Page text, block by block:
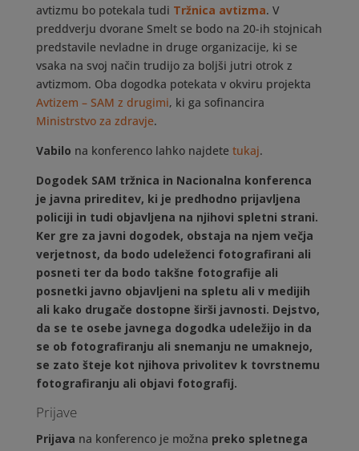
avtizmu bo potekala tudi Tržnica avtizma. V
preddverju dvorane Smelt se bodo na 20-ih stojnicah
predstavile nevladne in druge organizacije, ki se
vsaka na svoj način trudijo za boljši jutri otrok z
avtizmom. Oba dogodka potekata v okviru projekta
Avtizem – SAM z drugimi, ki ga sofinancira
Ministrstvo za zdravje.
Vabilo na konferenco lahko najdete tukaj.
Dogodek SAM tržnica in Nacionalna konferenca
je javna prireditev, ki je predhodno prijavljena
policiji in tudi objavljena na njihovi spletni strani.
Ker gre za javni dogodek, obstaja na njem večja
verjetnost, da bodo udeleženci fotografirani ali
posneti ter da bodo takšne fotografije ali
posnetki javno objavljeni na spletu ali v medijih
ali kako drugače dostopne širši javnosti. Dejstvo,
da se te osebe javnega dogodka udeležijo in da
se ob fotografiranju ali snemanju ne umaknejo,
se zato šteje kot njihova privolitev k tovrstnemu
fotografiranju ali objavi fotografij.
Prijave
Prijava na konferenco je možna preko spletnega